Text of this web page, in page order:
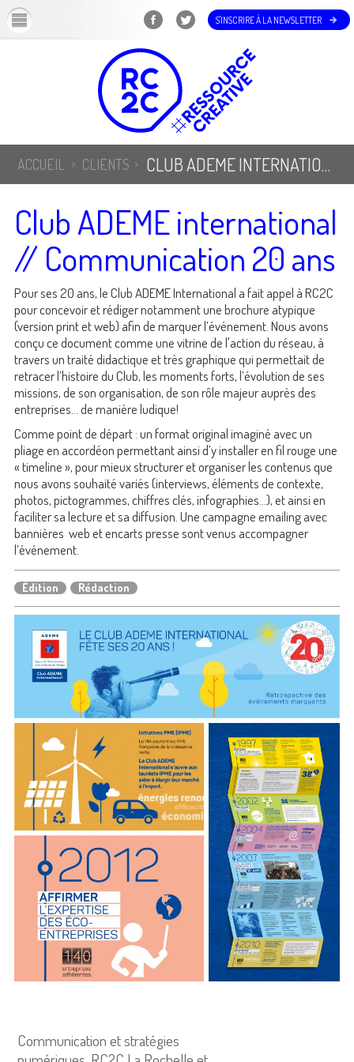
S'INSCRIRE À LA NEWSLETTER
ACCUEIL CLIENTS CLUB ADEME INTERNATIONAL // COMMUNICATION 20 ANS
Club ADEME international
// Communication 20 ans
Pour ses 20 ans, le Club ADEME International a fait appel à RC2C
pour concevoir et rédiger notamment une brochure atypique
(version print et web) afin de marquer l’événement. Nous avons
conçu ce document comme une vitrine de l'action du réseau, à
travers un traité didactique et très graphique qui permettait de
retracer l’histoire du Club, les moments forts, l’évolution de ses
missions, de son organisation, de son rôle majeur auprès des
entreprises… de manière ludique!
Comme point de départ : un format original imaginé avec un
pliage en accordéon permettant ainsi d’y installer en fil rouge une
« timeline », pour mieux structurer et organiser les contenus que
nous avons souhaité variés (interviews, éléments de contexte,
photos, pictogrammes, chiffres clés, infographies…), et ainsi en
faciliter sa lecture et sa diffusion. Une campagne emailing avec
bannières web et encarts presse sont venus accompagner
l’événement.
Édition Rédaction
Communication et stratégies